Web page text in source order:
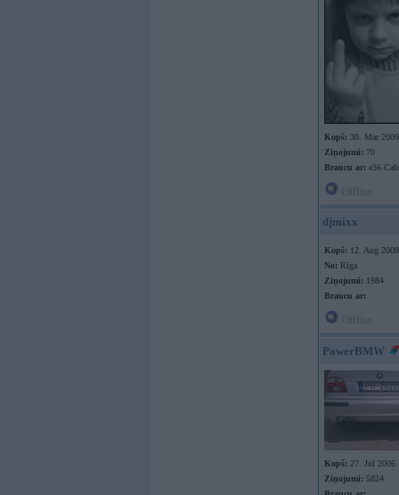
Kopš: 30. Mar 2009
Ziņojumi: 70
Braucu ar: e36
djmixx
Kopš: 12. Aug 2008
No: Rīga
Ziņojumi: 1984
Braucu ar:
PowerBMW
Kopš: 27. Jul 2006
Ziņojumi: 5824